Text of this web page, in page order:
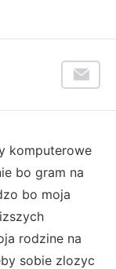
komputerowe
bo gram na
bo moja
rodzine na
sobie zlozyc